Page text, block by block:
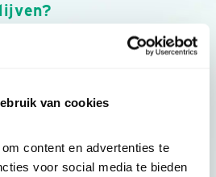
van cookies
content en advertenties te
voor social media te bieden
nieuws, inspiratie, acties en tips
van Vogelbescherming.